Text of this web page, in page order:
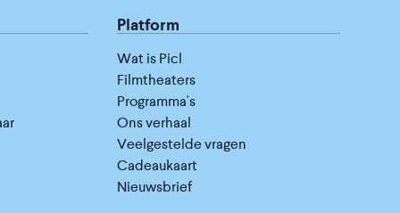
Platform
Wat is Picl
Filmtheaters
Programma's
Ons verhaal
Veelgestelde vragen
Cadeaukaart
Nieuwsbrief